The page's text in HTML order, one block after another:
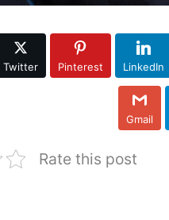
Twitter Pinterest LinkedIn
Gmail
Rate this post